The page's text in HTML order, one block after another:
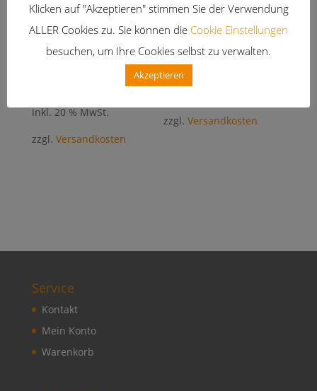
Autoduft
Grüner Tee & Minze
inkl. 20 % MwSt.
zzgl. Versandkosten
Autoduft
Früchtemix
5,90€
zzgl.Versandkosten
Service
Kontakt
Mein Konto
Warenkorb
Klicken auf "Akzeptieren" stimmen Sie der Verwendung
ALLER Cookies zu. Sie können die Cookie Einstellungen
besuchen, um Ihre Cookies selbst zu verwalten.
Akzeptieren